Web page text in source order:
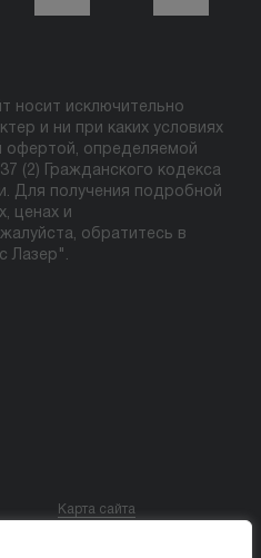
носит исключительно
и ни при каких условиях
офертой, определяемой
(2) Гражданского кодекса
Для получения подробной
ценах и
обратитесь в
Лазер".
Карта сайта